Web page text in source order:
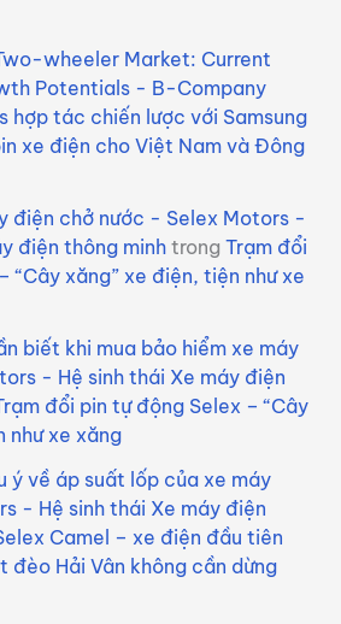
wheeler Market: Current
Potentials - B-Company
hợp tác chiến lược với Samsung
xe điện cho Việt Nam và Đông
điện chở nước - Selex Motors -
điện thông minh trongTrạm đổi
“Cây xăng” xe điện, tiện như xe
biết khi mua bảo hiểm xe máy
- Hệ sinh thái Xe máy điện
đổi pin tự động Selex – “Cây
như xe xăng
ý về áp suất lốp của xe máy
- Hệ sinh thái Xe máy điện
Camel – xe điện đầu tiên
đèo Hải Vân không cần dừng